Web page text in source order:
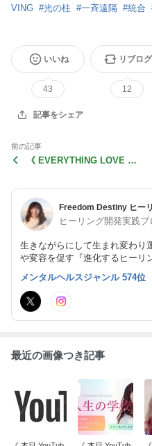
VING #光の柱 #一斉遠隔 #統合
いいね
43
リブログ
12
記事をシェア
前の記事
《 EVERYTHING LOVE WO
ヒーリング開発実践
生きながらにして生まれ変わり
や変容を促す『進化するヒーリ
メンタルヘルスジャンル 574位
最近の画像つき記事